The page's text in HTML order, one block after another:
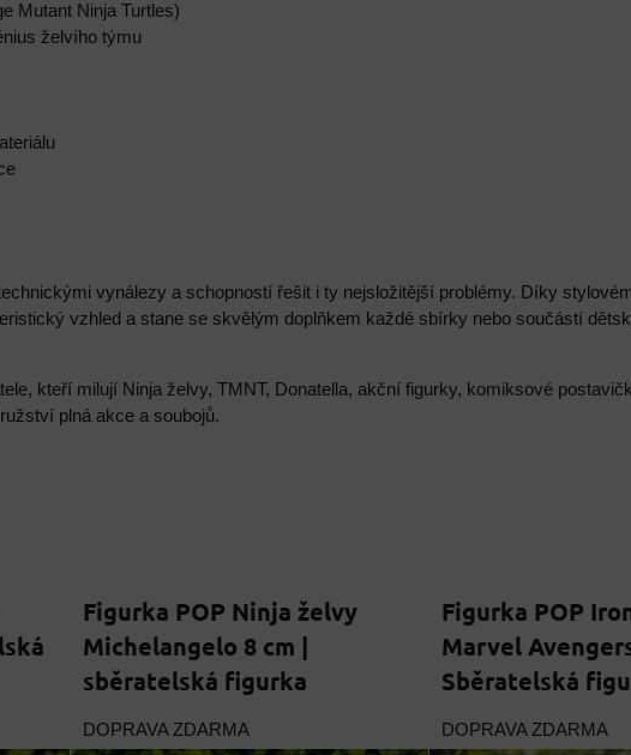
Mutant Ninja Turtles)
želvího týmu
vynálezy a schopností řešit i ty nejsložitější problémy. Díky
vzhled a stane se skvělým doplňkem každé sbírky nebo součástí
kteří milují Ninja želvy, TMNT, Donatella, akční figurky, komiksové
plná akce a soubojů.
Figurka POP Ninja želvy
Michelangelo 8 cm |
sběratelská figurka
DOPRAVA ZDARMA
Figurka POP
Marvel
Sběratelská
DOPRAVA ZDARMA